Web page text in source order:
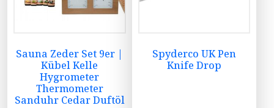
Sauna Zeder Set 9er |
Kübel Kelle
Hygrometer
Thermometer
Sanduhr Cedar Duftöl
Spyderco UK Pen
Knife Drop